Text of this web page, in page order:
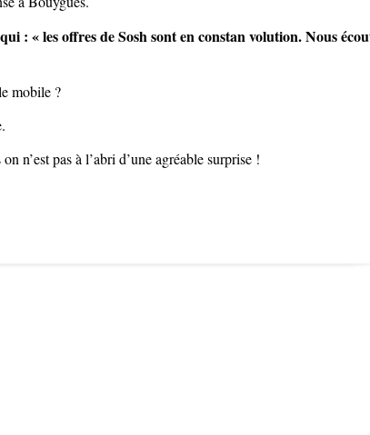
: « les offres de Sosh sont en constan volution. Nous
mobile ?
n’est pas à l’abri d’une agréable surprise !